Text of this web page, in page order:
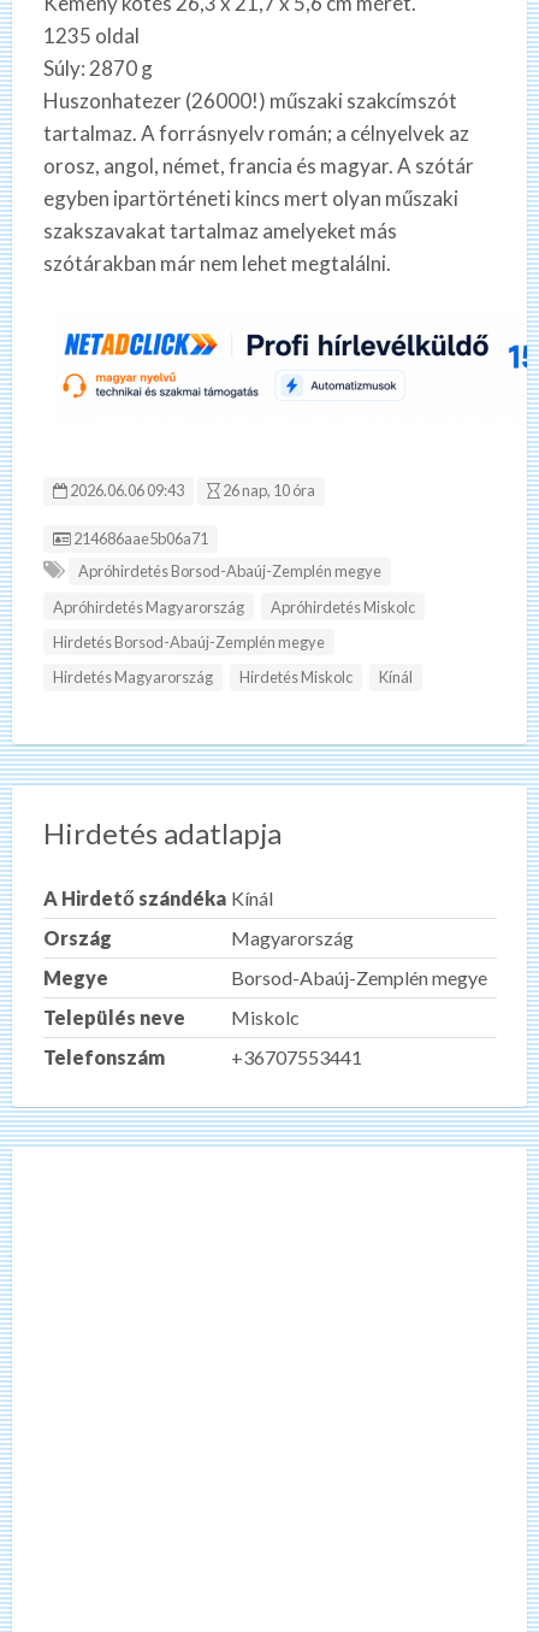
1235 oldal
Súly: 2870 g
Huszonhatezer (26000!) műszaki szakcímszót
tartalmaz. A forrásnyelv román; a célnyelvek az
orosz, angol, német, francia és magyar. A szótár
egyben ipartörténeti kincs mert olyan műszaki
szakszavakat tartalmaz amelyeket más
szótárakban már nem lehet megtalálni.
2026.06.06 09:43 26 nap, 10 óra
Hirdetés ID:
214686aae5b06a71
Apróhirdetés Borsod-Abaúj-Zemplén megye
Apróhirdetés Magyarország
Apróhirdetés Miskolc
Hirdetés Borsod-Abaúj-Zemplén megye
Hirdetés Magyarország
Hirdetés Miskolc Kínál
Hirdetés adatlapja
A Hirdető szándéka Kínál
Ország
Magyarország
Megye
Borsod-Abaúj-Zemplén megye
Település neve
Miskolc
Telefonszám
+36707553441